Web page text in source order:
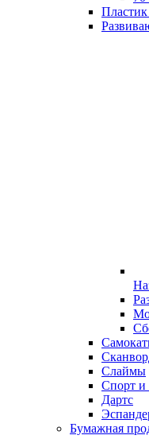
Слаймы
Спорт и
Дартс
Бумажная